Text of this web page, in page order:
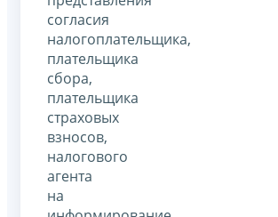
согласия
налогоплательщика,
плательщика
сбора,
плательщика
страховых
взносов,
налогового
агента
на